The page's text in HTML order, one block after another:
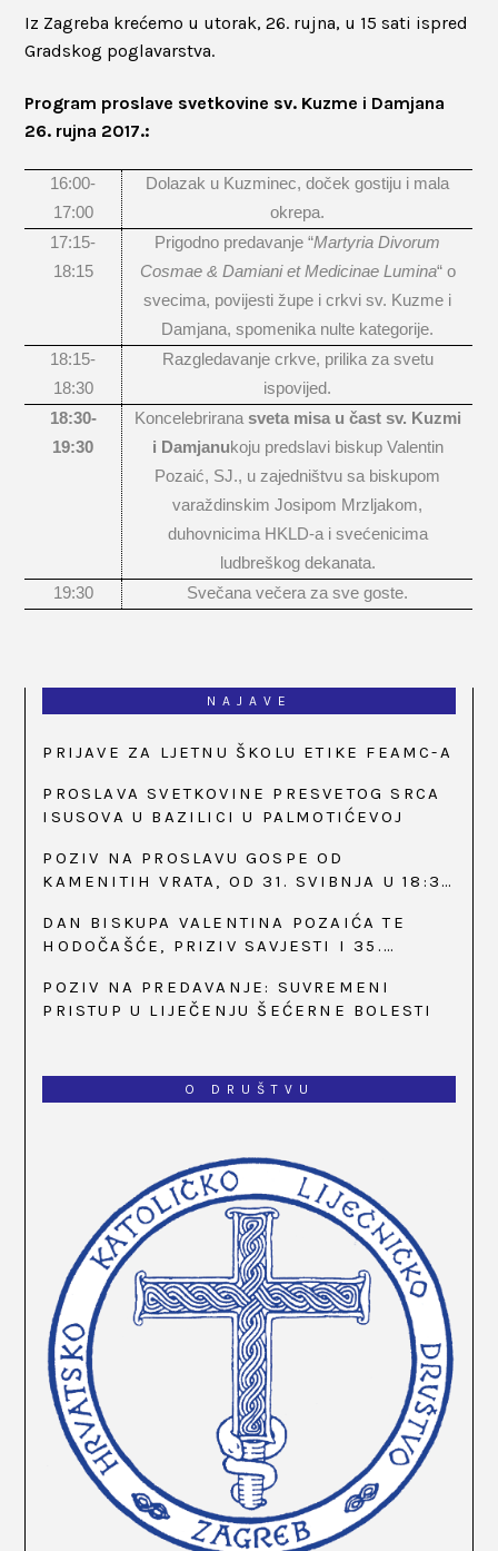
Iz Zagreba krećemo u utorak, 26. rujna, u 15 sati ispred
Gradskog poglavarstva.
Program proslave svetkovine sv. Kuzme i Damjana
26. rujna 2017.:
16:00-
17:00
Dolazak u Kuzminec, doček gostiju i mala
okrepa.
17:15-
18:15
Prigodno predavanje “Martyria Divorum
Cosmae & Damiani et Medicinae Lumina“o
svecima, povijesti župe i crkvi sv. Kuzme i
Damjana, spomenika nulte kategorije.
18:15-
18:30
Razgledavanje crkve, prilika za svetu
ispovijed.
18:30-
19:30
Koncelebrirana sveta misa u čast sv. Kuzmi
i Damjanukoju predslavi biskup Valentin
Pozaić, SJ., u zajedništvu sa biskupom
varaždinskim Josipom Mrzljakom,
duhovnicima HKLD-a i svećenicima
ludbreškog dekanata.
19:30
Svečana večera za sve goste.
NAJAVE
PRIJAVE ZA LJETNU ŠKOLU ETIKE FEAMC-A
PROSLAVA SVETKOVINE PRESVETOG SRCA
ISUSOVA U BAZILICI U PALMOTIĆEVOJ
POZIV NA PROSLAVU GOSPE OD
KAMENITIH VRATA, OD 31. SVIBNJA U 18:30
DAN BISKUPA VALENTINA POZAIĆA TE
HODOČAŠĆE, PRIZIV SAVJESTI I 35.
BISTRICI, OD 15. DO 17. SVIBNJA
POZIV NA PREDAVANJE: SUVREMENI
PRISTUP U LIJEČENJU ŠEĆERNE BOLESTI
O DRUŠTVU